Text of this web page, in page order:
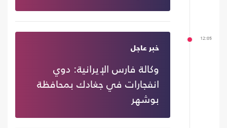
12:05
خبر عاجل
وكالة فارس الإيرانية: دوي
انفجارات في جغادك بمحافظة
بوشهر